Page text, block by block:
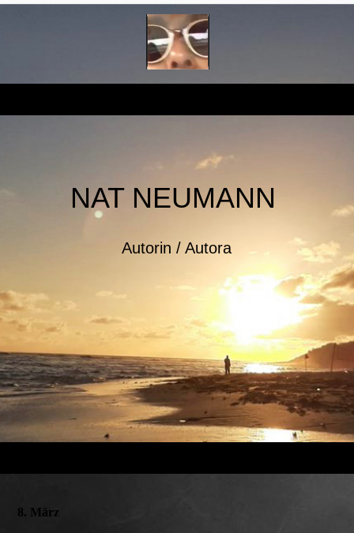
NAT NEUMANN
Autorin / Autora
8. März